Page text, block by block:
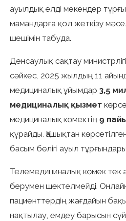
ауылдық елді мекендер
мамандарға қол жеткізу
шешімін табуда.
Денсаулық сақтау
сәйкес, 2025 жылдың 11
медициналық ұйымдар 3,5
медициналық қызмет
медициналық көмектің 9
құрайды. Қашықтан
басым бөлігі ауыл
Телемедициналық көмек тек
берумен шектелмейді.
пациенттердің жағдайын
нақтылау, емдеу барысын